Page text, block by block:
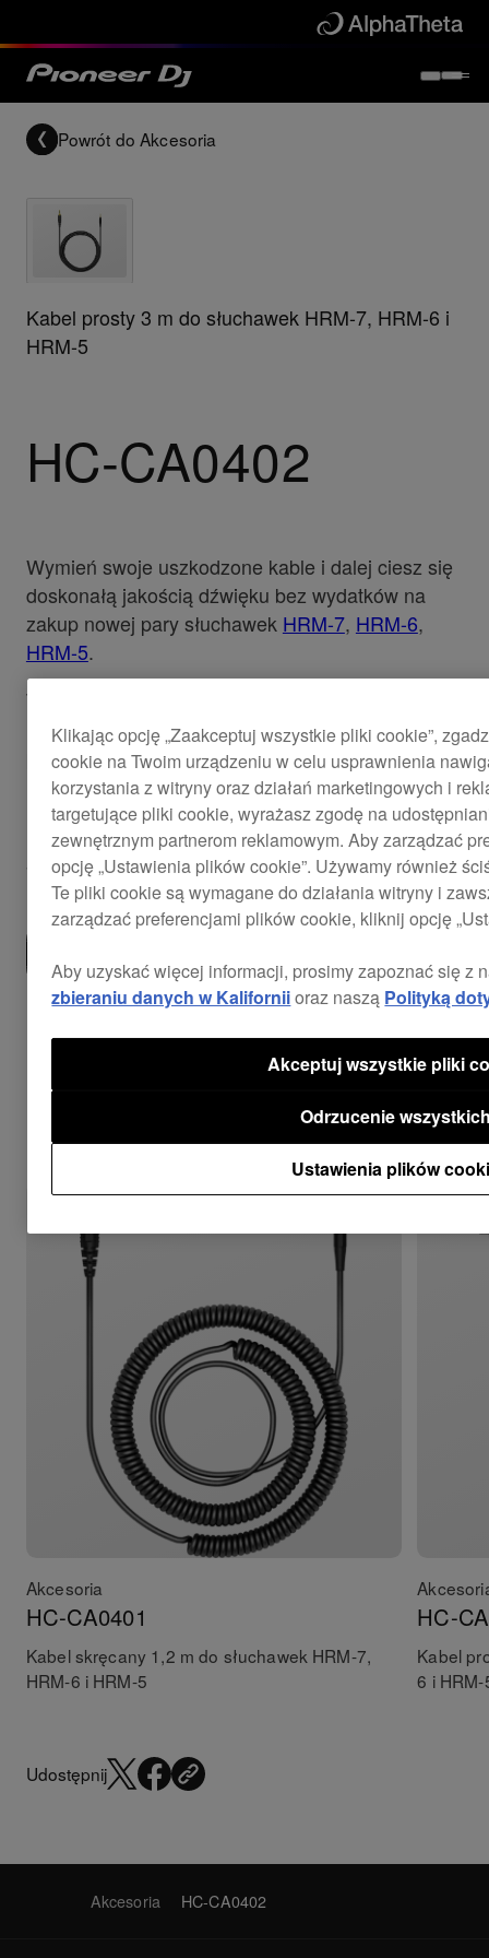
Powrót do Akcesoria
Kabel prosty 3 m do słuchawek HRM-7, HRM-6 i
HRM-5
HC-CA0402
Wymień swoje uszkodzone kable i dalej ciesz się
doskonałą jakością dźwięku bez wydatków na
zakup nowej pary słuchawek HRM-7, HRM-6,
HRM-5.
Ten kabel został zaprojektowany z
uwzględnieniem zasad zastosowań
profesjonalnych. Trwała wtyczka zapewnia mocne
i bezpieczne połączenie, ogranicza wibracje oraz
utratę sygnału.
$28
Połącz z
Akcesoria
HC-CA0401
Kabel skręcany 1,2 m do słuchawek HRM-7,
HRM-6 i HRM-5
HC-
Kabel
6 i HRM-
Udostępnij
Akcesoria HC-CA0402
Klikając opcję „Zaakceptuj wszystkie pliki cookie”,
cookie na Twoim urządzeniu w celu usprawnienia
korzystania z witryny oraz działań marketingowych i
targetujące pliki cookie, wyrażasz zgodę na
zewnętrznym partnerom reklamowym. Aby zarządzać
opcję „Ustawienia plików cookie”. Używamy również
Te pliki cookie są wymagane do działania witryny i
zarządzać preferencjami plików cookie, kliknij opcję
Aby uzyskać więcej informacji, prosimy zapoznać się z
zbieraniu danych w Kaliforniioraz naszą Polityką
Ustawienia plików
Odrzucenie
Akceptuj wszystkie pliki